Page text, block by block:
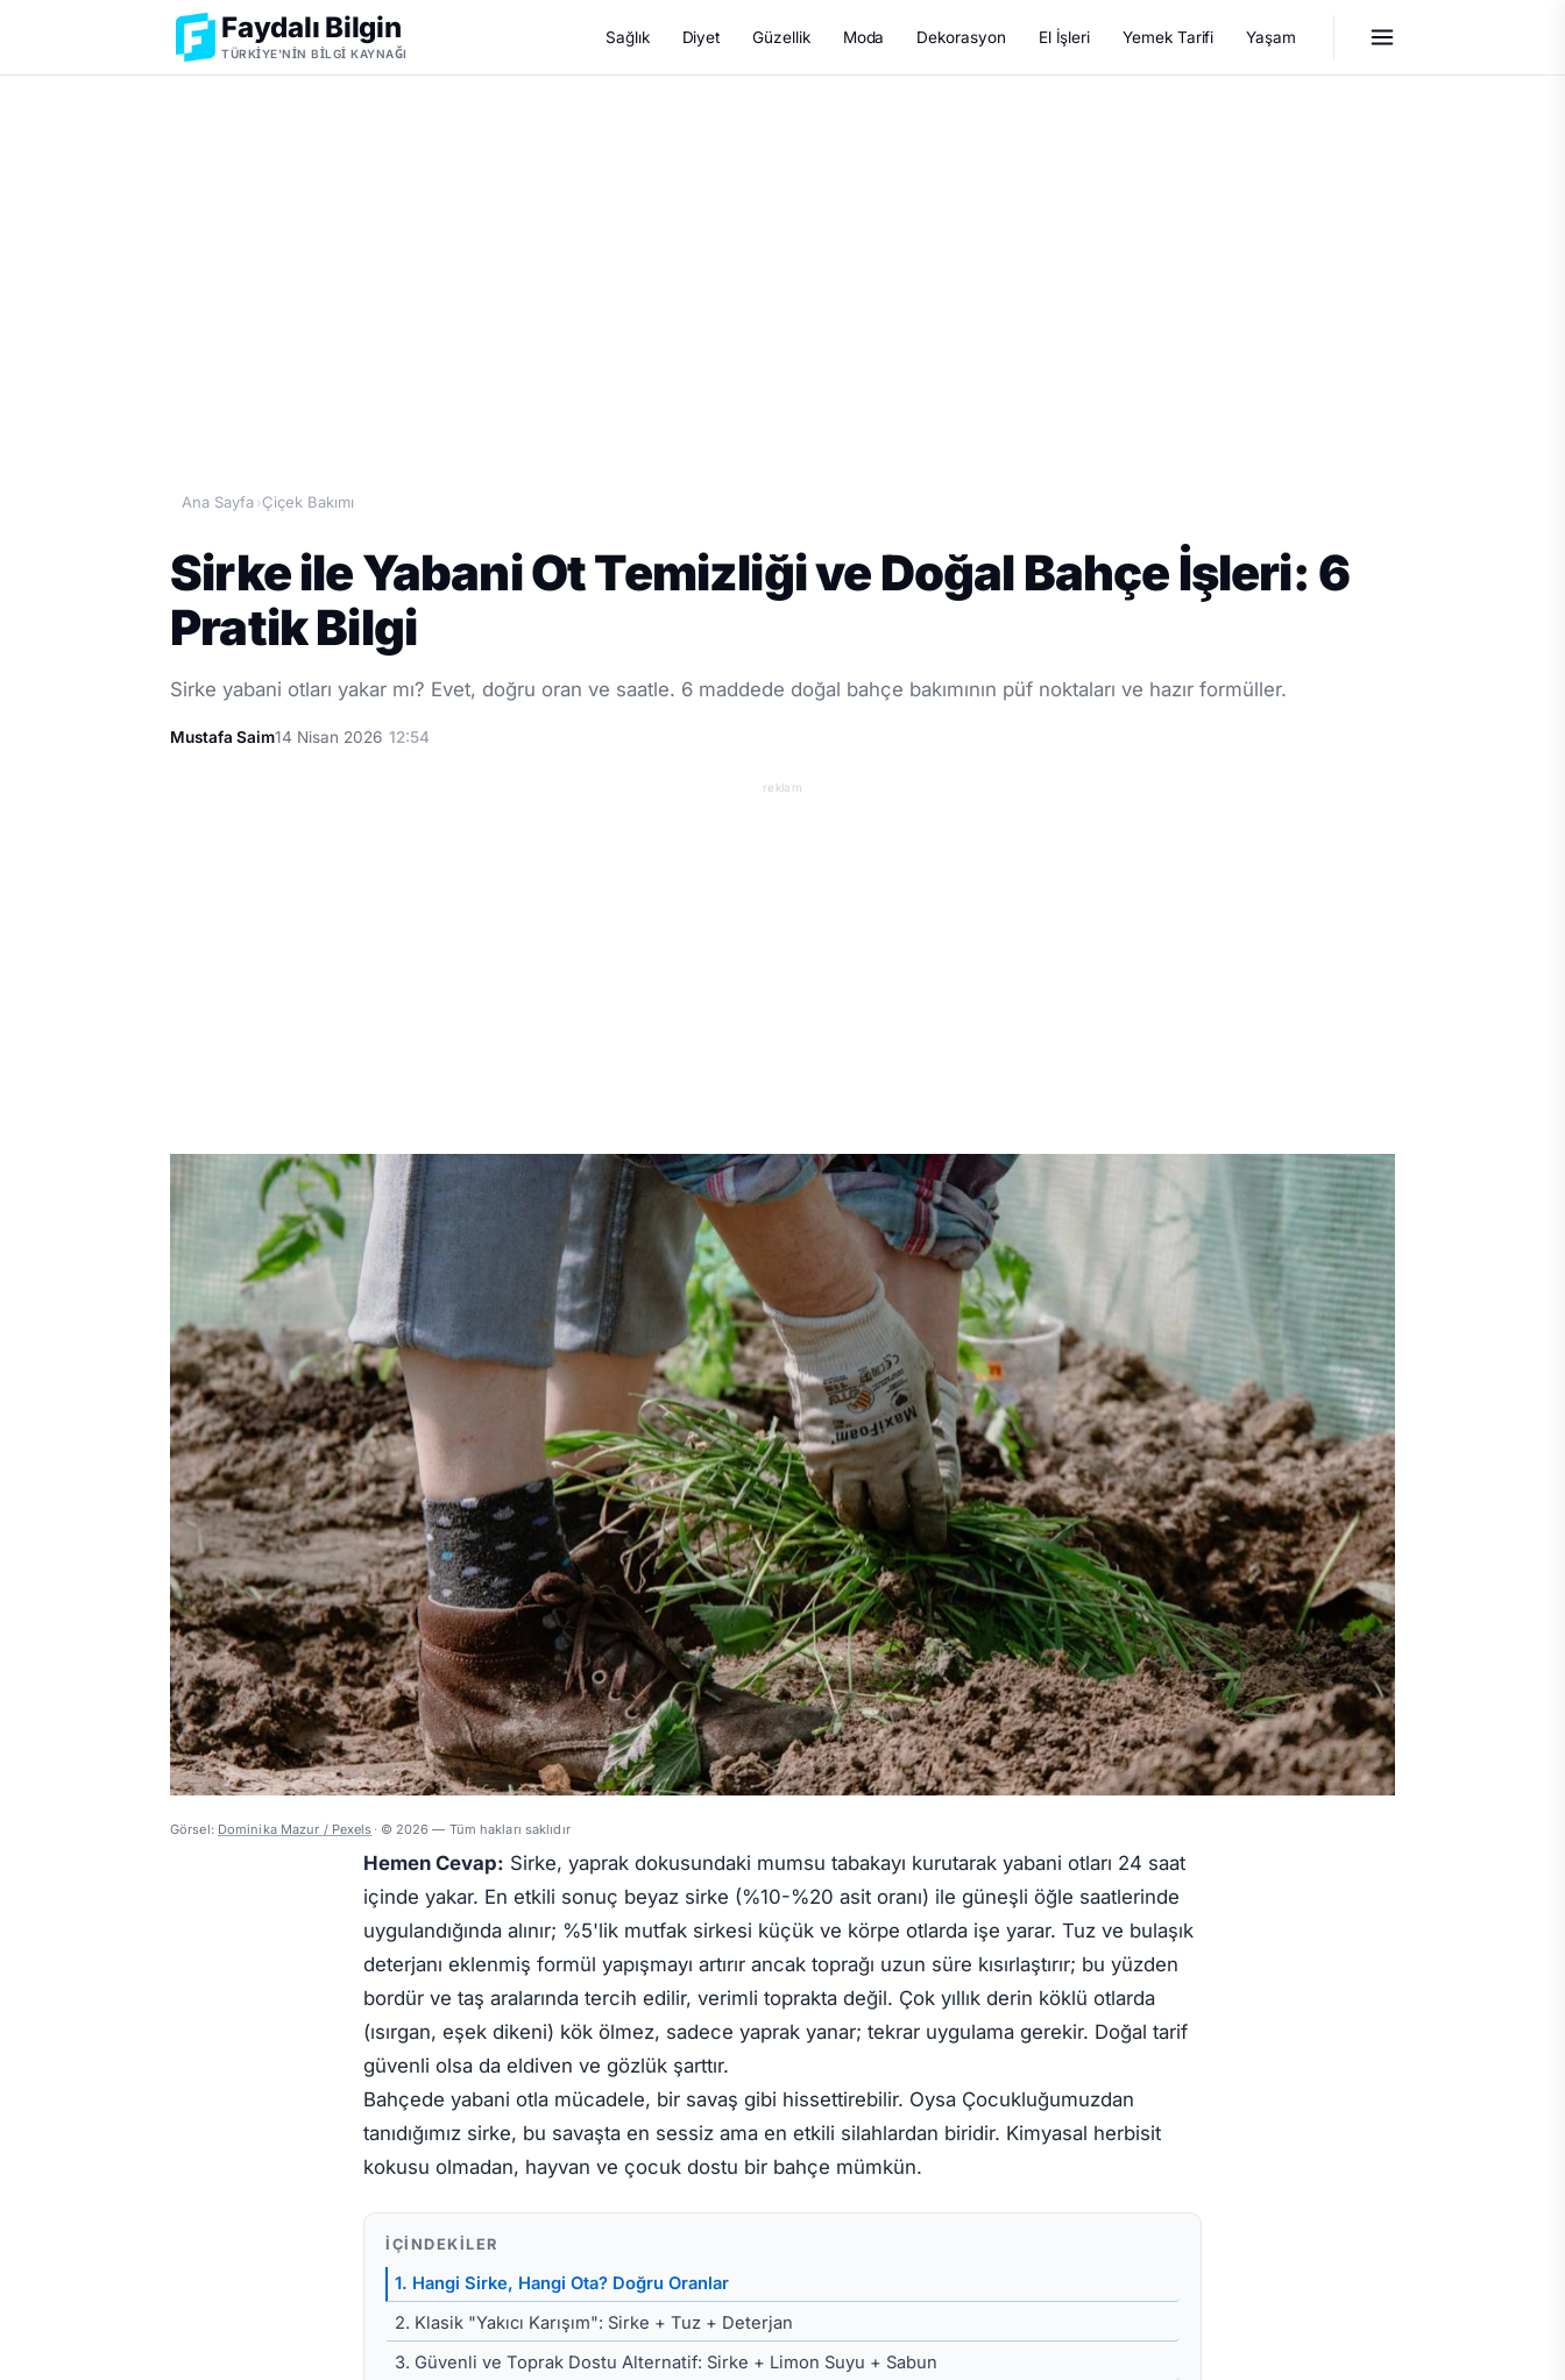
Faydalı Bilgin
TÜRKIYE'NIN BILGI KAYNAĞI
Sağlık Diyet Güzellik Moda Dekorasyon El İşleri Yemek Tarifi Yaşam
Ana Sayfa ›Çiçek Bakımı
Sirke ile Yabani Ot Temizliği ve Doğal Bahçe İşleri: 6
Pratik Bilgi
Sirke yabani otları yakar mı? Evet, doğru oran ve saatle. 6 maddede doğal bahçe bakımının püf noktaları ve hazır formüller.
Mustafa Saim14 Nisan 2026 12:54
reklam
Görsel: Dominika Mazur / Pexels · © 2026 — Tüm hakları saklıdır
Hemen Cevap: Sirke, yaprak dokusundaki mumsu tabakayı kurutarak yabani otları 24 saat
içinde yakar. En etkili sonuç beyaz sirke (%10-%20 asit oranı) ile güneşli öğle saatlerinde
uygulandığında alınır; %5'lik mutfak sirkesi küçük ve körpe otlarda işe yarar. Tuz ve bulaşık
deterjanı eklenmiş formül yapışmayı artırır ancak toprağı uzun süre kısırlaştırır; bu yüzden
bordür ve taş aralarında tercih edilir, verimli toprakta değil. Çok yıllık derin köklü otlarda
(ısırgan, eşek dikeni) kök ölmez, sadece yaprak yanar; tekrar uygulama gerekir. Doğal tarif
güvenli olsa da eldiven ve gözlük şarttır.
Bahçede yabani otla mücadele, bir savaş gibi hissettirebilir. Oysa Çocukluğumuzdan
tanıdığımız sirke, bu savaşta en sessiz ama en etkili silahlardan biridir. Kimyasal herbisit
kokusu olmadan, hayvan ve çocuk dostu bir bahçe mümkün.
İÇINDEKILER
1. Hangi Sirke, Hangi Ota? Doğru Oranlar
2. Klasik "Yakıcı Karışım": Sirke + Tuz + Deterjan
3. Güvenli ve Toprak Dostu Alternatif: Sirke + Limon Suyu + Sabun